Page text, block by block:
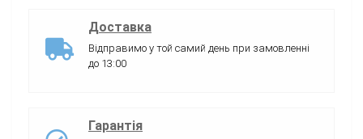
Доставка
Відправимо у той самий день при замовленні
до 13:00
Гарантія